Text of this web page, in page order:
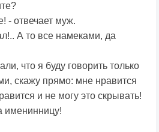
- отвечает муж.
А то все намеками, да
что я буду говорить только
скажу прямо: мне нравится
и не могу это скрывать!
именинницу!